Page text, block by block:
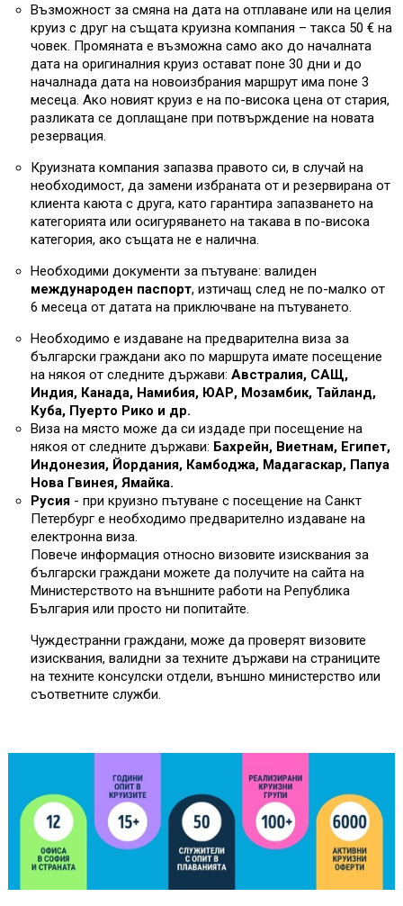
Възможност за смяна на дата на отплаване или на целия
круиз с друг на същата круизна компания – такса 50 € на
човек. Промяната е възможна само ако до началната
дата на оригиналния круиз остават поне 30 дни и до
началнада дата на новоизбрания маршрут има поне 3
месеца. Ако новият круиз е на по-висока цена от стария,
разликата се доплащане при потвърждение на новата
резервация.
Круизната компания запазва правото си, в случай на
необходимост, да замени избраната от и резервирана от
клиента каюта с друга, като гарантира запазването на
категорията или осигуряването на такава в по-висока
категория, ако същата не е налична.
Необходими документи за пътуване: валиден
международен паспорт, изтичащ след не по-малко от
6 месеца от датата на приключване на пътуването.
Необходимо е издаване на предварителна виза за
български граждани ако по маршрута имате посещение
на някоя от следните държави: Австралия, САЩ,
Индия, Канада, Намибия, ЮАР, Мозамбик, Тайланд,
Куба, Пуерто Рико и др.
Виза на място може да си издаде при посещение на
някоя от следните държави: Бахрейн, Виетнам, Египет,
Индонезия, Йордания, Камбоджа, Мадагаскар, Папуа
Нова Гвинея, Ямайка.
Русия - при круизно пътуване с посещение на Санкт
Петербург е необходимо предварително издаване на
електронна виза.
Повече информация относно визовите изисквания за
български граждани можете да получите на сайта на
Министерството на външните работи на Република
България или просто ни попитайте.
Чуждестранни граждани, може да проверят визовите
изисквания, валидни за техните държави на страниците
на техните консулски отдели, външно министерство или
съответните служби.